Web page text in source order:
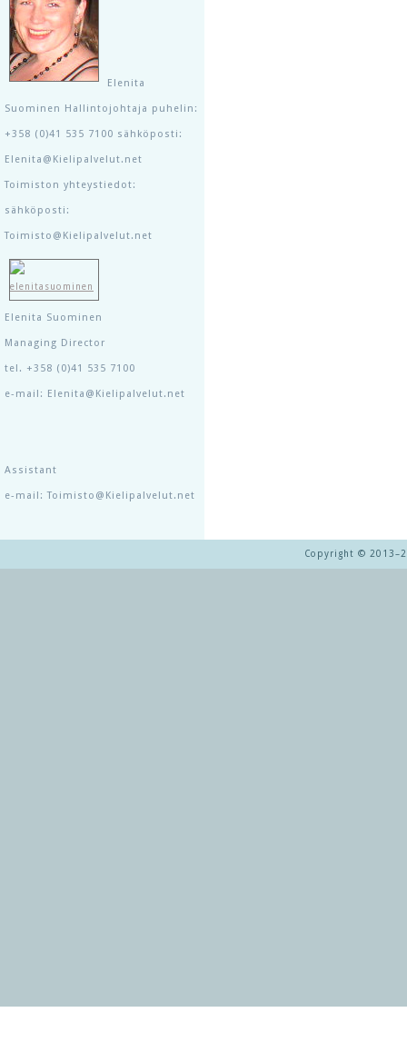
Elenita
Suominen Hallintojohtaja puhelin:
+358 (0)41 535 7100 sähköposti:
Elenita@Kielipalvelut.net
Toimiston yhteystiedot:
sähköposti:
Toimisto@Kielipalvelut.net
Elenita Suominen
Managing Director
tel. +358 (0)41 535 7100
e-mail: Elenita@Kielipalvelut.net
Assistant
e-mail: Toimisto@Kielipalvelut.net
Copyright ©